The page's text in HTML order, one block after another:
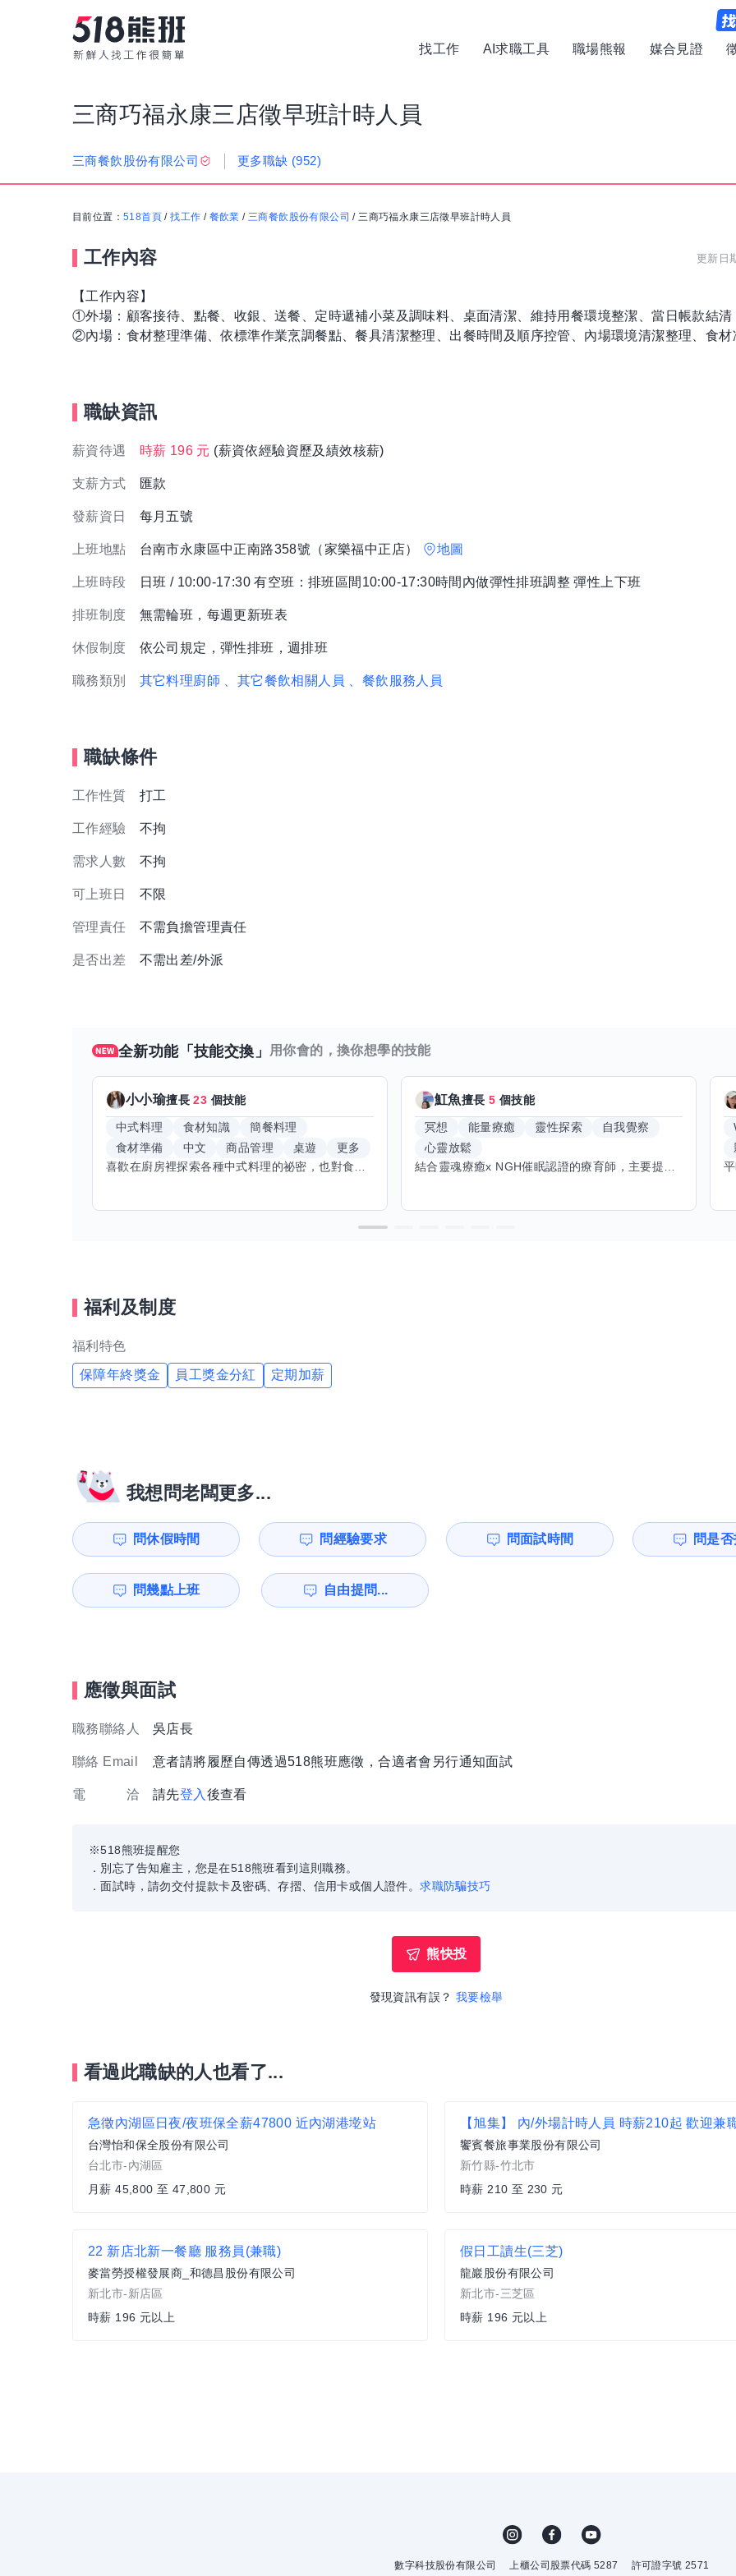
找工作 AI求職工具 職場熊報 媒合見證
三商巧福永康三店徵早班計時人員
三商餐飲股份有限公司 更多職缺 (952)
目前位置： 518首頁 /找工作 / 餐飲業 /三商餐飲股份有限公司 /三商巧福永康三店徵早班計時人員
工作內容 更新日
【工作內容】
①外場：顧客接待、點餐、收銀、送餐、定時遞補小菜及調味料、桌面清潔、維持用餐環境整潔、當日帳款結清
②內場：食材整理準備、依標準作業烹調餐點、餐具清潔整理、出餐時間及順序控管、內場環境清潔整理、食材
職缺資訊
薪資待遇 時薪 196 元 (薪資依經驗資歷及績效核薪)
支薪方式 匯款
發薪資日 每月五號
上班地點 台南市永康區中正南路358號（家樂福中正店） 地圖
上班時段 日班 / 10:00-17:30 有空班：排班區間10:00-17:30時間內做彈性排班調整 彈性上下班
排班制度 無需輪班，每週更新班表
休假制度 依公司規定，彈性排班，週排班
職務類別 其它料理廚師 、其它餐飲相關人員 、餐飲服務人員
職缺條件
工作性質 打工
工作經驗 不拘
需求人數 不拘
可上班日 不限
管理責任 不需負擔管理責任
是否出差 不需出差/外派
全新功能「技能交換」 用你會的，換你想學的技能
小小瑜擅長23 個技能
中式料理 食材知識
簡餐料理
食材準備
中文 商品管理 桌遊
更多
喜歡在廚房裡探索各種中式料理的祕密，也對食材的挑選和搭配充滿熱情。平常生活裡，簡餐料理是我的拿手好戲，讓人輕鬆又滿足。最近開始對手繪、攝影和影片剪輯有濃厚興趣，想找伙伴一起學習交換技能，互相激盪創意！希望能和你一起開心成長，分享不只是技術，更是快樂和靈感的碰撞。
魟魚擅長5 個技能
冥想 能量療癒 靈性探索
自我覺察
心靈放鬆
結合靈魂療癒x NGH催眠認證的療育師，主要提供潛意識探索和靈魂導向的催眠療育。你會全程100%清醒跟我對話。
福利及制度
福利特色
保障年終獎金 員工獎金分紅 定期加薪
我想問老闆更多...
問休假時間 問經驗要求 問面試時間 問是
問幾點上班 自由提問...
應徵與面試
職務聯絡人 吳店長
聯絡 Email 意者請將履歷自傳透過518熊班應徵，合適者會另行通知面試
電 洽 請先登入 後查看
※518熊班提醒您
．別忘了告知雇主，您是在518熊班看到這則職務。
．面試時，請勿交付提款卡及密碼、存摺、信用卡或個人證件。求職防騙技巧
熊快投
發現資訊有誤？ 我要檢舉
看過此職缺的人也看了...
急徵內湖區日夜/夜班保全薪47800 近內湖港墘站
台灣怡和保全股份有限公司
台北市-內湖區
月薪 45,800 至 47,800 元
饗賓餐旅事業股份有限公司
新竹縣-竹北市
時薪 210 至 230 元
22 新店北新一餐廳 服務員(兼職)
麥當勞授權發展商_和德昌股份有限公司
新北市-新店區
時薪 196 元以上
假日工讀生(三芝)
龍巖股份有限公司
新北市-三芝區
時薪 196 元以上
數字科技股份有限公司 上櫃公司股票代碼 5287 許可證字號 2571